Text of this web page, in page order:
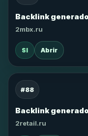
Backlink
2mbx.ru
SI Abrir
#88
Backlink
2retail.ru